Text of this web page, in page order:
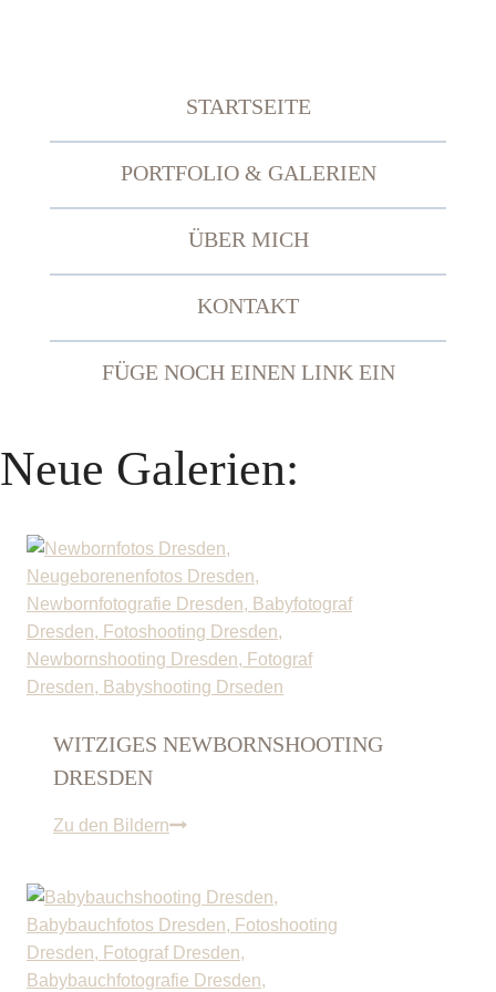
STARTSEITE
PORTFOLIO & GALERIEN
ÜBER MICH
KONTAKT
FÜGE NOCH EINEN LINK EIN
Neue Galerien:
WITZIGES NEWBORNSHOOTING
DRESDEN
Zu den Bildernw
z
i
g